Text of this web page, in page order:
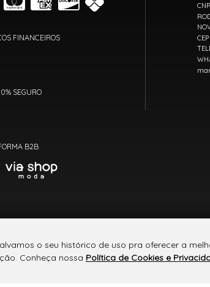
FINANCEIROS
SEGURO
B2B
o seu histórico de uso pra oferecer a
Conheça nossa Política de Cookies e